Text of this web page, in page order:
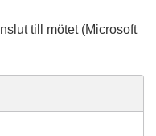
till mötet (Microsoft